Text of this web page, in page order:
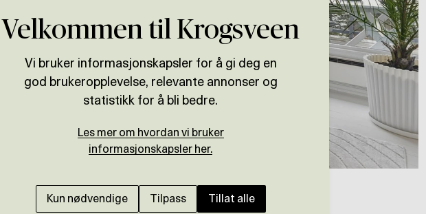
Velkommen til Krogsveen
Vi bruker informasjonskapsler for å gi deg en
god brukeropplevelse, relevante annonser og
statistikk for å bli bedre.
Les mer om hvordan vi bruker
informasjonskapsler her.
Kun nødvendige Tilpass Tillat alle